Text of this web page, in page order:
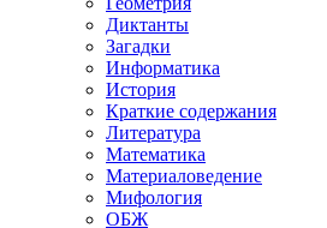
Диктанты
Загадки
Информатика
История
Краткие содержания
Литература
Математика
Материаловедение
Мифология
ОБЖ